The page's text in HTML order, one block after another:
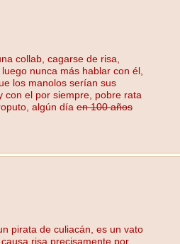
collab, cagarse de risa,
nunca más hablar con él,
los manolos serían sus
con el por siempre, pobre rata
algún día en 100 años
pirata de culiacán, es un vato
risa precisamente por